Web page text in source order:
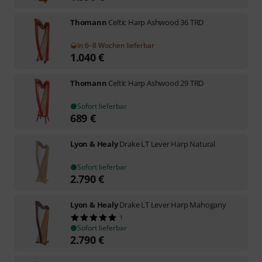
Thomann Celtic Harp Ashwood 36 TRD
In 6–8 Wochen lieferbar
1.040€
Thomann Celtic Harp Ashwood 29 TRD
Sofort lieferbar
689 €
Lyon & HealyDrake LT Lever Harp Natural
Sofort lieferbar
2.790€
Lyon & HealyDrake LT Lever Harp Mahogany
1
Sofort lieferbar
2.790€